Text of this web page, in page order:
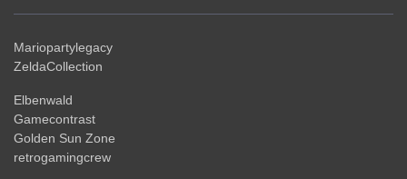
Mariopartylegacy
ZeldaCollection
Elbenwald
Gamecontrast
Golden Sun Zone
retrogamingcrew